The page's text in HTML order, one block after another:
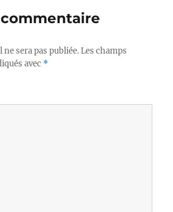
sera pas publiée. Les champs
avec *